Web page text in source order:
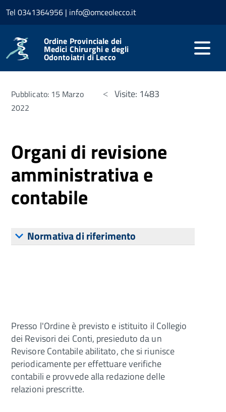
Tel 0341364956 | info@omceolecco.it
Ordine Provinciale dei
Medici Chirurghi e degli
Odontoiatri di Lecco
Home Amministrazione trasparente
Pubblicato: 15 Marzo
2022
Visite: 1483
Organi di revisione
amministrativa e
contabile
Normativa di riferimento
Presso l'Ordine è previsto e istituito il Collegio
dei Revisori dei Conti, presieduto da un
Revisore Contabile abilitato, che si riunisce
periodicamente per effettuare verifiche
contabili e provvede alla redazione delle
relazioni prescritte.